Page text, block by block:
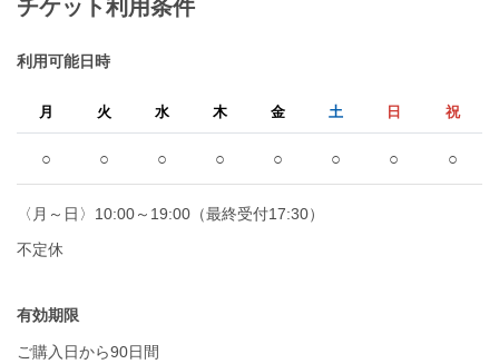
チケット利用条件
利用可能日時
月 火 水 木 金 土 日 祝
○ ○ ○ ○ ○ ○ ○ ○
〈月～日〉10:00～19:00（最終受付17:30）
不定休
有効期限
ご購入日から90日間